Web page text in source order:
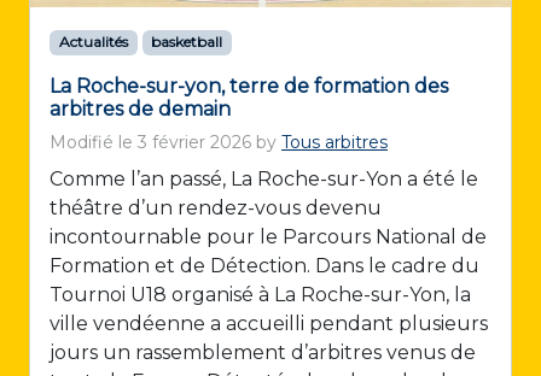
Actualités basketball
La Roche-sur-yon, terre de formation des
arbitres de demain
Modifié le 3 février 2026 by Tous arbitres
Comme l’an passé, La Roche-sur-Yon a été le
théâtre d’un rendez-vous devenu
incontournable pour le Parcours National de
Formation et de Détection. Dans le cadre du
Tournoi U18 organisé à La Roche-sur-Yon, la
ville vendéenne a accueilli pendant plusieurs
jours un rassemblement d’arbitres venus de